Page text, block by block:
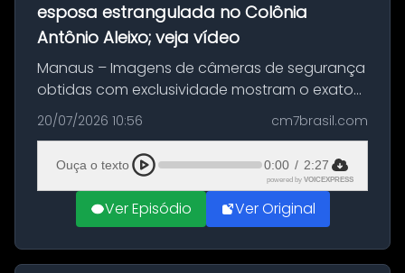
esposa estrangulada no Colônia
Antônio Aleixo; veja vídeo
Manaus – Imagens de câmeras de segurança
obtidas com exclusividade mostram o exato
momento da fuga do principal suspeito da
morte de Larissa Araújo, de 28 anos. O crime
ocorreu na noite deste último d...
20/07/2026 10:56 cm7brasil.com
Ouça o texto 0:00 / 2:27
powered by VOICEXPRESS
Ver Episódio Ver Original